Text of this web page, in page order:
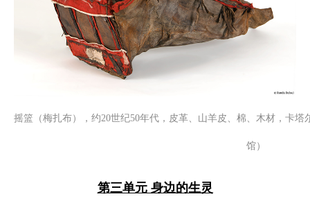
摇篮（梅扎布），约20世纪50年代，皮革、山羊皮、棉、木材，卡
馆）
第三单元 身边的生灵